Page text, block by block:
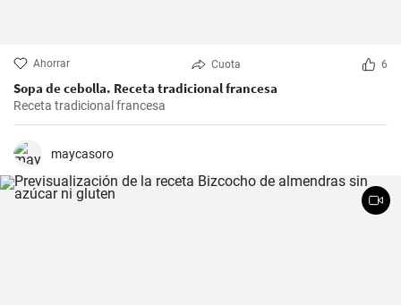
Ahorrar Cuota 6
Sopa de cebolla. Receta tradicional francesa
Receta tradicional francesa
maycasoro